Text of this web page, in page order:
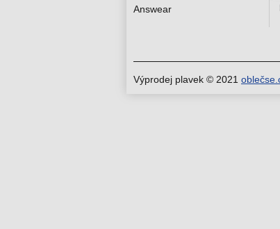
Answear
Výprodej plavek © 2021